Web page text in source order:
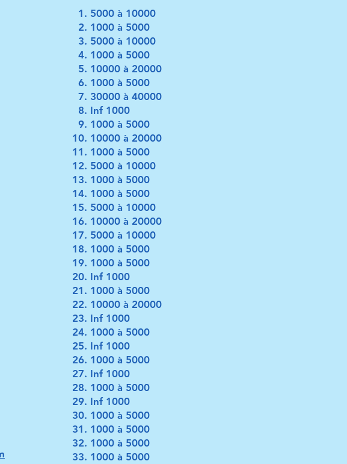
​5000 à 10000
1000 à 5000
5000 à 10000
1000 à 5000
10000 à 20000
1000 à 5000
30000 à 40000
Inf 1000
1000 à 5000
10000 à 20000
1000 à 5000
5000 à 10000
1000 à 5000
1000 à 5000
5000 à 10000
10000 à 20000
5000 à 10000
1000 à 5000
1000 à 5000
Inf 1000
1000 à 5000
10000 à 20000
Inf 1000
1000 à 5000
Inf 1000
1000 à 5000
Inf 1000
1000 à 5000
Inf 1000
1000 à 5000
1000 à 5000
1000 à 5000
1000 à 5000